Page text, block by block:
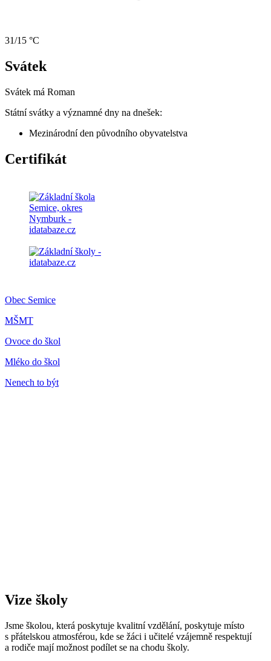
31/15 °C
Svátek
Svátek má Roman
Státní svátky a významné dny na dnešek:
Mezinárodní den původního obyvatelstva
Certifikát
Obec Semice
MŠMT
Ovoce do škol
Mléko do škol
Nenech to být
Vize školy
Jsme školou, která poskytuje kvalitní vzdělání, poskytuje místo
s přátelskou atmosférou, kde se žáci i učitelé vzájemně respektují
a rodiče mají možnost podílet se na chodu školy.